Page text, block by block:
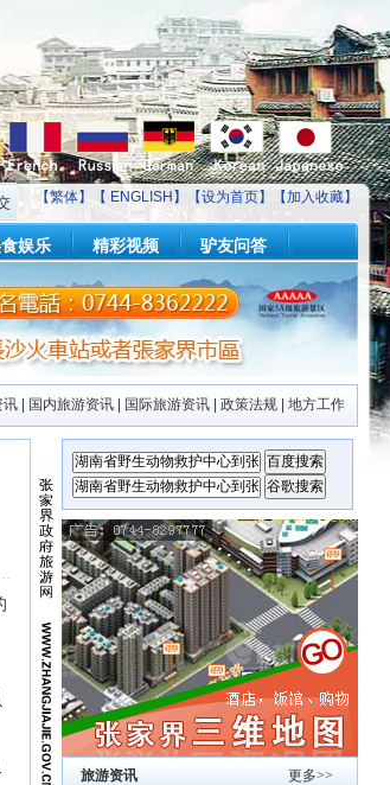
【繁体】【 ENGLISH 】【设为首页】【加入收藏】
娱乐 精彩视频 驴友问答
讯 国内旅游资讯 国际旅游资讯 政策法规 地方工作
更多>>
旅游资讯